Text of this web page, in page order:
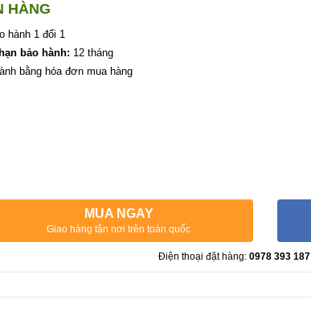
HÀNG
hành 1 đổi 1
bảo hành: 12 tháng
bằng hóa đơn mua hàng
MUA NGAY
Giao hàng tận nơi trên toàn quốc
Điện thoại đặt hàng: 0978 393 187